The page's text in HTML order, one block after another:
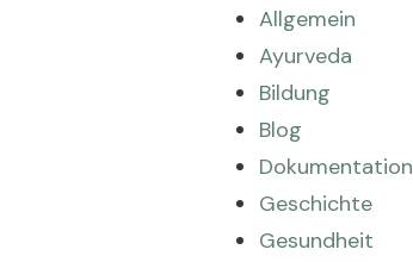
Allgemein
Ayurveda
Bildung
Blog
Dokumentation
Geschichte
Gesundheit